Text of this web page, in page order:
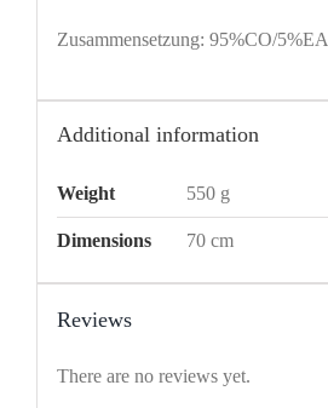
Zusammensetzung: 95%CO/5%EA
Additional information
Weight 550 g
Dimensions 70 cm
Reviews
There are no reviews yet.